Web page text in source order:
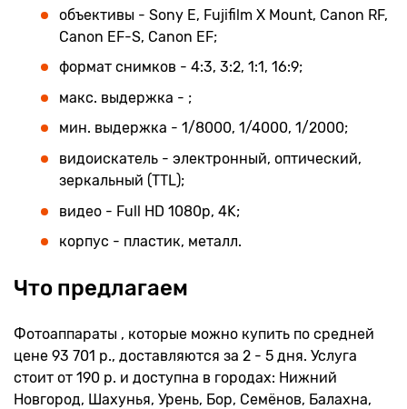
объективы - Sony E, Fujifilm X Mount, Canon RF,
Canon EF-S, Canon EF;
формат снимков - 4:3, 3:2, 1:1, 16:9;
макс. выдержка - ;
мин. выдержка - 1/8000, 1/4000, 1/2000;
видоискатель - электронный, оптический,
зеркальный (TTL);
видео - Full HD 1080p, 4K;
корпус - пластик, металл.
Что предлагаем
Фотоаппараты , которые можно купить по средней
цене 93 701 р., доставляются за 2 - 5 дня. Услуга
стоит от 190 р. и доступна в городах: Нижний
Новгород, Шахунья, Урень, Бор, Семёнов, Балахна,